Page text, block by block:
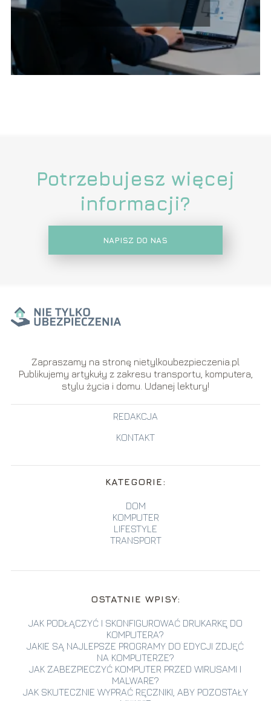
Potrzebujesz więcej
informacji?
NAPISZ DO NAS
Zapraszamy na stronę nietylkoubezpieczenia.pl
Publikujemy artykuły z zakresu transportu, komputera,
stylu życia i domu. Udanej lektury!
REDAKCJA
KONTAKT
KATEGORIE:
DOM
KOMPUTER
LIFESTYLE
TRANSPORT
OSTATNIE WPISY:
JAK PODŁĄCZYĆ I SKONFIGUROWAĆ DRUKARKĘ DO
KOMPUTERA?
JAKIE SĄ NAJLEPSZE PROGRAMY DO EDYCJI ZDJĘĆ
NA KOMPUTERZE?
JAK ZABEZPIECZYĆ KOMPUTER PRZED WIRUSAMI I
MALWARE?
JAK SKUTECZNIE WYPRAĆ RĘCZNIKI, ABY POZOSTAŁY